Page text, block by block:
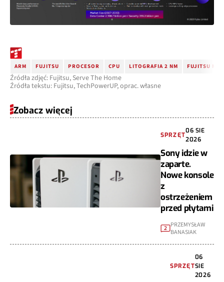
ARM FUJITSU PROCESOR CPU LITOGRAFIA 2 NM FUJITSU
Źródła zdjęć: Fujitsu, Serve The Home
Źródła tekstu: Fujitsu, TechPowerUP, oprac. własne
Zobacz więcej
SPRZĘT
06 SIE
2026
Sony idzie w
zaparte.
Nowe konsole
z
ostrzeżeniem
przed płytami
2 PRZEMYSŁAW
BANASIAK
SPRZĘT
06
SIE
2026